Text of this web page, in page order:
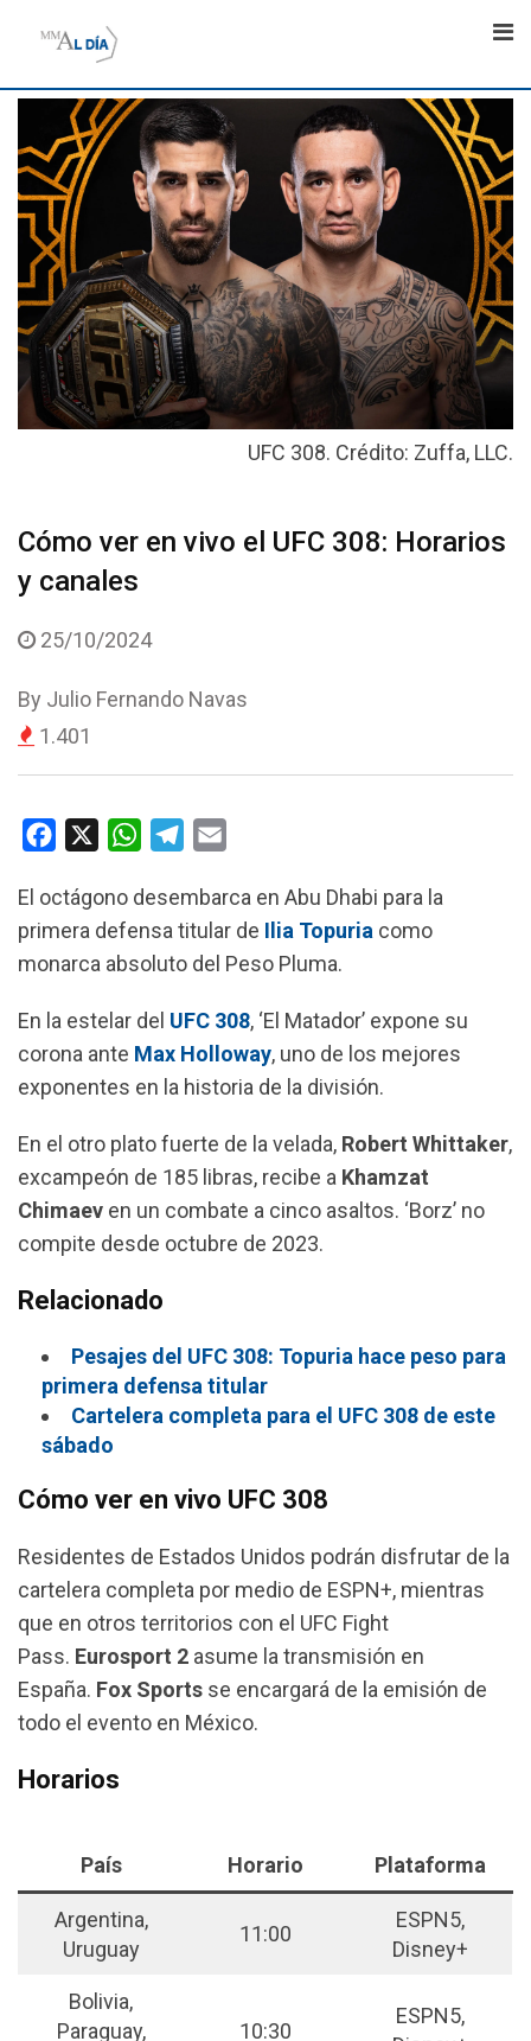
UFC 308. Crédito: Zuffa, LLC.
Cómo ver en vivo el UFC 308: Horarios
y canales
25/10/2024
By Julio Fernando Navas
1.401
c
e
b
o
k
W
a
t
s
p
p
l
e
g
a
m
a
i
l
El octágono desembarca en Abu Dhabi para la
primera defensa titular de Ilia Topuria como
monarca absoluto del Peso Pluma.
En la estelar del UFC 308, ‘El Matador’ expone su
corona ante Max Holloway, uno de los mejores
exponentes en la historia de la división.
En el otro plato fuerte de la velada, Robert Whittaker,
excampeón de 185 libras, recibe a Khamzat
Chimaev en un combate a cinco asaltos. ‘Borz’ no
compite desde octubre de 2023.
Relacionado
Pesajes del UFC 308: Topuria hace peso para
primera defensa titular
Cartelera completa para el UFC 308 de este
sábado
Cómo ver en vivo UFC 308
Residentes de Estados Unidos podrán disfrutar de la
cartelera completa por medio de ESPN+, mientras
que en otros territorios con el UFC Fight
Pass. Eurosport 2 asume la transmisión en
España. Fox Sports se encargará de la emisión de
todo el evento en México.
Horarios
País Horario Plataforma
Argentina,
Uruguay
11:00
ESPN5,
Disney+
Bolivia,
Paraguay,
10:30
ESPN5,